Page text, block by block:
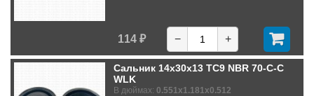
114 ₽ − +
Сальник 14x30x13 TC9 NBR 70-C-C
WLK
В дюймах: 0.551x1.181x0.512